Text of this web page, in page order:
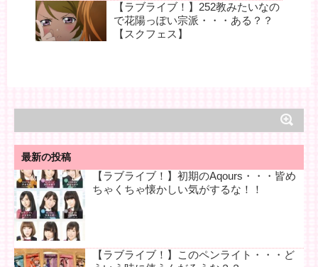
【ラブライブ！】252教みたいなの
で花陽っぽい宗派・・・ある？？
【スクフェス】
最新の投稿
【ラブライブ！】初期のAqours・・・皆め
ちゃくちゃ懐かしい気がするな！！
【ラブライブ！】このペンライト・・・ど